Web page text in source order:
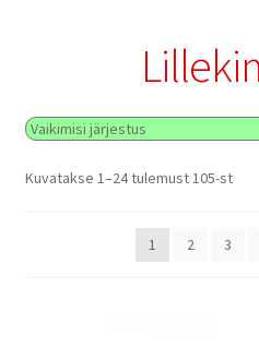
Kuvatakse 1–24 tulemust 105-st
1 2 3